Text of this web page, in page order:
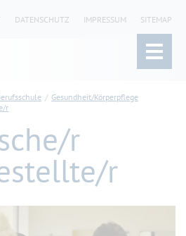
DATENSCHUTZ IMPRESSUM SITEMAP
Gesundheit/Körperpflege
r
r
r